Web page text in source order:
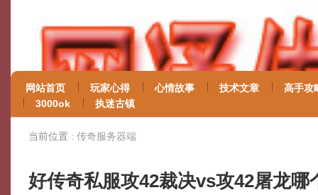
网站首页 玩家心得 心情故事 技术文章
高手攻
3000ok
执迷古镇
当前位置 : 传奇服务器端
好传奇私服攻42裁决vs攻42屠龙哪